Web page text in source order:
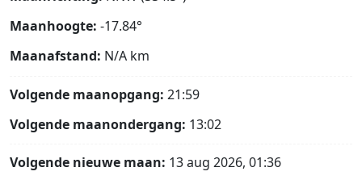
Maanhoogte: -17.84°
Maanafstand: N/A km
Volgende maanopgang: 21:59
Volgende maanondergang: 13:02
Volgende nieuwe maan: 13 aug 2026, 01:36